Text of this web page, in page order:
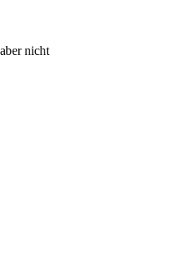
nicht